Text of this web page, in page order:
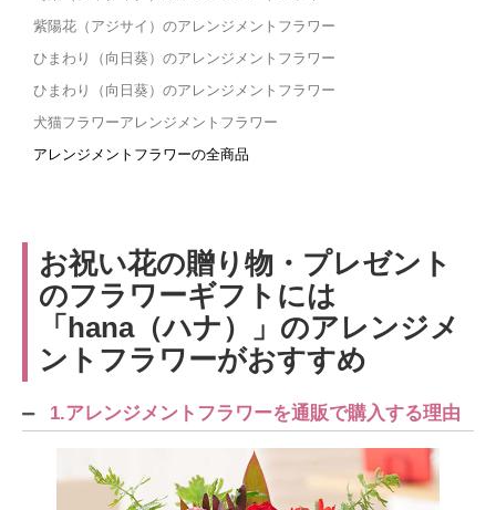
紫陽花（アジサイ）のアレンジメントフラワー
ひまわり（向日葵）のアレンジメントフラワー
ひまわり（向日葵）のアレンジメントフラワー
犬猫フラワーアレンジメントフラワー
アレンジメントフラワーの全商品
お祝い花の贈り物・プレゼント
のフラワーギフトには
「hana（ハナ）」のアレンジメ
ントフラワーがおすすめ
1.アレンジメントフラワーを通販で購入する理由